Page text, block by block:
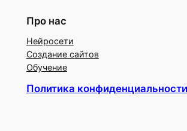
Про нас
Нейросети
Создание сайтов
Обучение
Политика конфиденциальности